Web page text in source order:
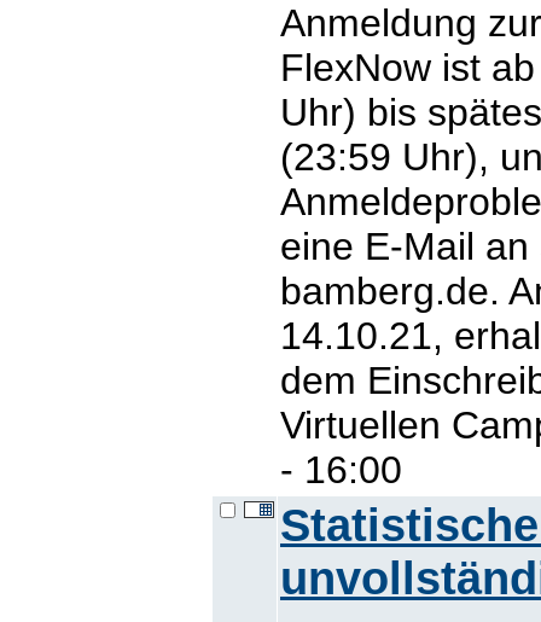
Anmeldung
FlexNow ist
Uhr) bis
(23:59 Uhr),
eine E-Mail
bamberg.de.
14.10.21,
dem
Virtuellen
- 16:00